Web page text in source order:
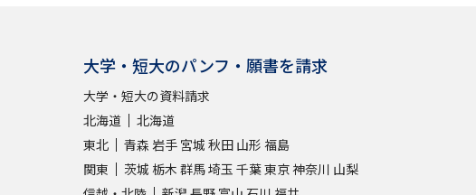
大学・短大のパンフ・願書を請求
大学・短大の資料請求
北海道
北海道
東北
青森 岩手 宮城 秋田 山形 福島
関東
茨城 栃木 群馬埼玉 千葉東京神奈川 山梨